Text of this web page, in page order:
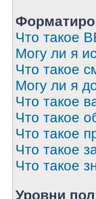
Что такое
Могу ли я
Что такое
Могу ли я
Что такое
Что такое
Что такое
Что такое
Что такое
Уровни